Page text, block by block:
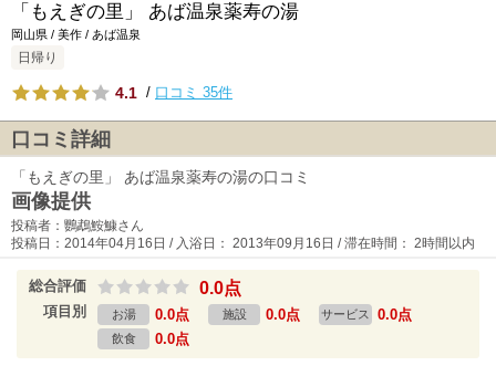
「もえぎの里」 あば温泉薬寿の湯
岡山県 / 美作 / あば温泉
日帰り
4.1 / 口コミ 35件
口コミ詳細
「もえぎの里」 あば温泉薬寿の湯の口コミ
画像提供
投稿者：鸚鵡鮟鱇さん
投稿日：2014年04月16日 / 入浴日： 2013年09月16日 / 滞在時間： 2時間以内
総合評価 0.0点
項目別 お湯 0.0点 施設 0.0点 サービス 0.0点
飲食 0.0点